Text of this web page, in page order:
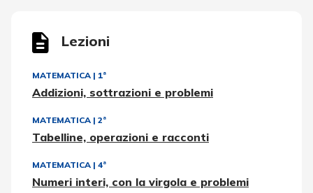
Lezioni
MATEMATICA | 1ª
Addizioni, sottrazioni e problemi
MATEMATICA | 2ª
Tabelline, operazioni e racconti
MATEMATICA | 4ª
Numeri interi, con la virgola e problemi